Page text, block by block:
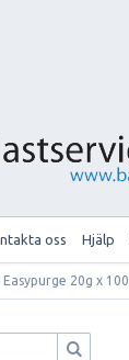
oss Hjälp
Easypurge 20g x 100